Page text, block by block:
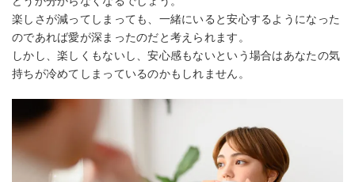
楽しさが減ってしまっても、一緒にいると安心するようになった
のであれば愛が深まったのだと考えられます。
しかし、楽しくもないし、安心感もないという場合はあなたの気
持ちが冷めてしまっているのかもしれません。